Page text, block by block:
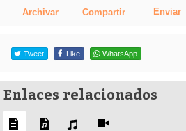
Archivar Compartir Enviar
Tweet Like WhatsApp
Enlaces relacionados